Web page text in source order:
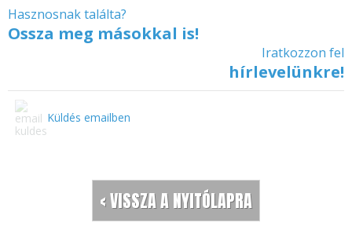
Hasznosnak találta?
Ossza meg másokkal is!
Iratkozzon fel
hírlevelünkre!
Küldés emailben
< VISSZA A NYITÓLAPRA